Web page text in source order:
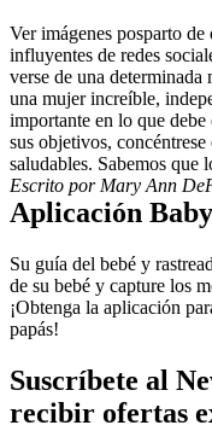
Ver imágenes posparto de
influyentes de redes
verse de una determinada
una mujer increíble,
importante en lo que debe
sus objetivos,
saludables. Sabemos que
Escrito por Mary Ann
Aplicación
Su guía del bebé y
de su bebé y capture los
¡Obtenga la aplicación
papás!
Suscríbete al
recibir ofertas